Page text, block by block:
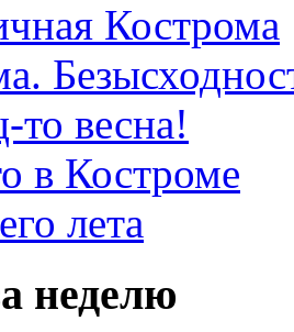
Кострома
то весна!
в Костроме
лета
неделю